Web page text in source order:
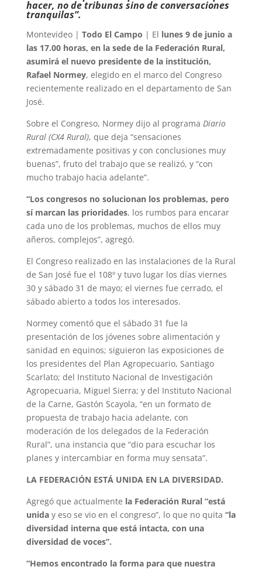
hacer, no de tribunas sino de conversaciones
tranquilas”.
Montevideo | Todo El Campo | El lunes 9 de junio a
las 17.00 horas, en la sede de la Federación Rural,
asumirá el nuevo presidente de la institución,
Rafael Normey, elegido en el marco del Congreso
recientemente realizado en el departamento de San
José.
Sobre el Congreso, Normey dijo al programa Diario
Rural (CX4 Rural), que deja “sensaciones
extremadamente positivas y con conclusiones muy
buenas”, fruto del trabajo que se realizó, y “con
mucho trabajo hacia adelante”.
“Los congresos no solucionan los problemas, pero
sí marcan las prioridades, los rumbos para encarar
cada uno de los problemas, muchos de ellos muy
añeros, complejos”, agregó.
El Congreso realizado en las instalaciones de la Rural
de San José fue el 108º y tuvo lugar los días viernes
30 y sábado 31 de mayo; el viernes fue cerrado, el
sábado abierto a todos los interesados.
Normey comentó que el sábado 31 fue la
presentación de los jóvenes sobre alimentación y
sanidad en equinos; siguieron las exposiciones de
los presidentes del Plan Agropecuario, Santiago
Scarlato; del Instituto Nacional de Investigación
Agropecuaria, Miguel Sierra; y del Instituto Nacional
de la Carne, Gastón Scayola, “en un formato de
propuesta de trabajo hacia adelante, con
moderación de los delegados de la Federación
Rural”, una instancia que “dio para escuchar los
planes y intercambiar en forma muy sensata”.
LA FEDERACIÓN ESTÁ UNIDA EN LA DIVERSIDAD.
Agregó que actualmente la Federación Rural “está
uniday eso se vio en el congreso”, lo que no quita “la
diversidad interna que está intacta, con una
diversidad de voces”.
“Hemos encontrado la forma para que nuestra